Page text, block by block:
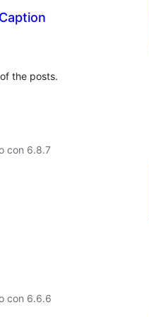
the posts.
con 6.8.7
con 6.6.6